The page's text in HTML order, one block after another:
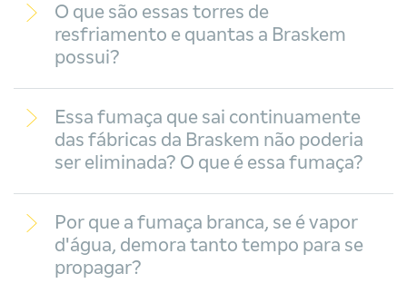
O que são essas torres de
resfriamento e quantas a Braskem
possui?
Essa fumaça que sai continuamente
das fábricas da Braskem não poderia
ser eliminada? O que é essa fumaça?
Por que a fumaça branca, se é vapor
d'água, demora tanto tempo para se
propagar?